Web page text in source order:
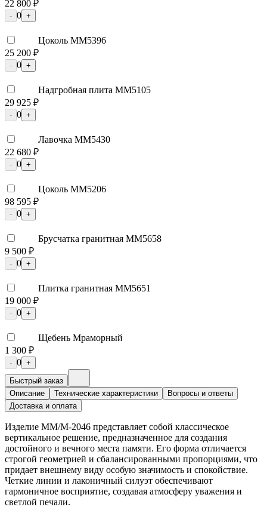
22 800 ₽
- 0 +
Цоколь ММ5396
25 200 ₽
- 0 +
Надгробная плита ММ5105
29 925 ₽
- 0 +
Лавочка ММ5430
22 680 ₽
- 0 +
Цоколь ММ5206
98 595 ₽
- 0 +
Брусчатка гранитная ММ5658
9 500 ₽
- 0 +
Плитка гранитная ММ5651
19 000 ₽
- 0 +
Щебень Мраморный
1 300 ₽
- 0 +
Быстрый заказ
Описание
Технические характеристики
Вопросы и ответы
Доставка и оплата
Изделие ММ/M-2046 представляет собой классическое
вертикальное решение, предназначенное для создания
достойного и вечного места памяти. Его форма отличается
строгой геометрией и сбалансированными пропорциями, что
придает внешнему виду особую значимость и спокойствие.
Четкие линии и лаконичный силуэт обеспечивают
гармоничное восприятие, создавая атмосферу уважения и
светлой печали.